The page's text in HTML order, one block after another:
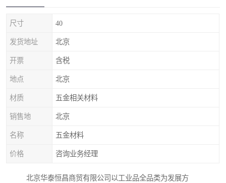
尺寸 40
发货地址 北京
开票 含税
地点 北京
材质 五金相关材料
销售地 北京
名称 五金材料
价格 咨询业务经理
北京华泰恒昌商贸有限公司以工业品全品类为发展方